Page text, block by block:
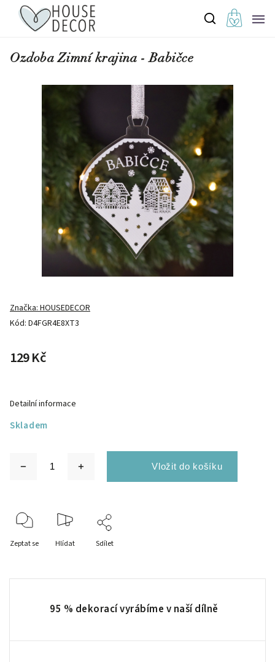
Ozdoba Zimní krajina - Babičce
Kód: D4FGR4E8XT3
Značka:HOUSEDECOR
129 Kč
Skladem
Detailní informace
Zeptat se Hlídat Sdílet
95 % dekorací vyrábíme v naší dílně